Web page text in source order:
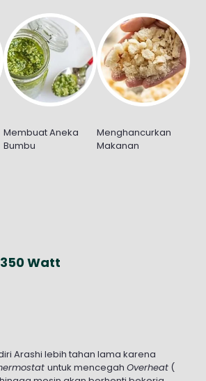
Membuat Aneka
Bumbu
Menghancurkan
Makanan
Watt
Arashi lebih tahan lama karena
untuk mencegah Overheat (